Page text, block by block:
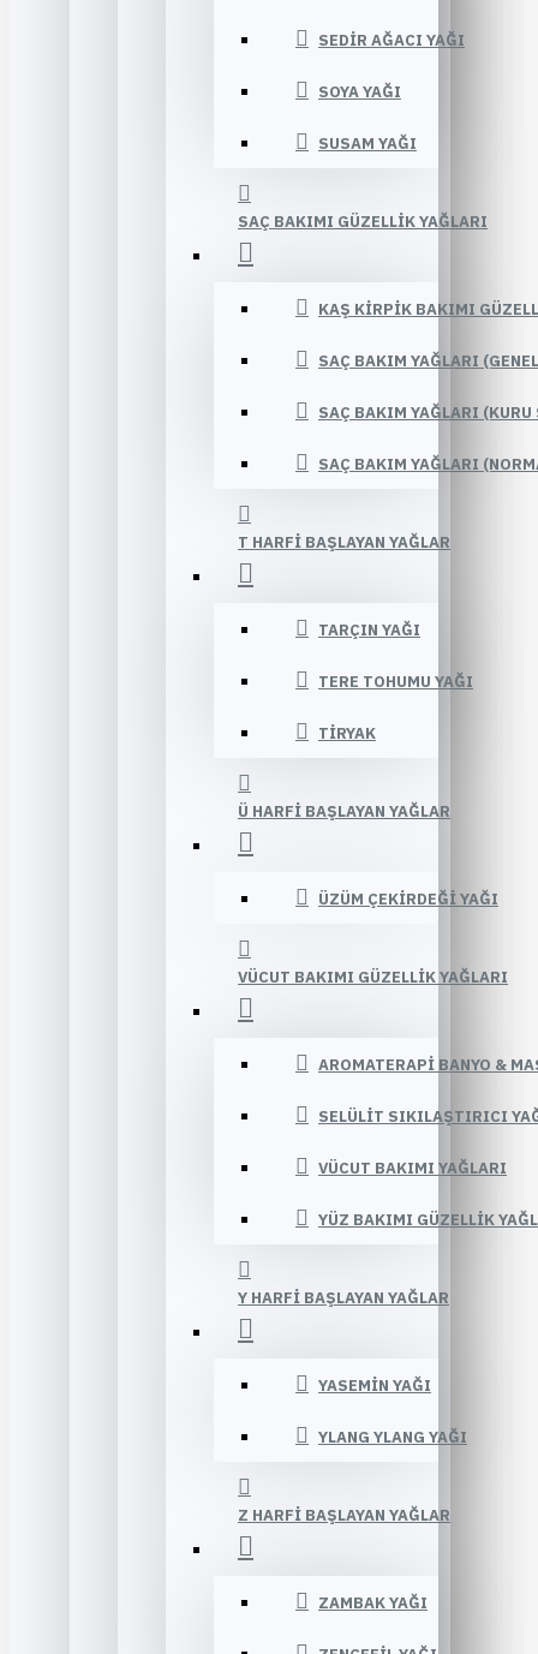
SEDIR AĞACI YAĞI
SOYA YAĞI
SUSAM YAĞI
SAÇ BAKIMI GÜZELLIK YAĞLARI
KAŞ KIRPIK BAKIMI
SAÇ BAKIM YAĞLARI
SAÇ BAKIM YAĞLARI
SAÇ BAKIM YAĞLARI
T HARFI BAŞLAYAN YAĞLAR
TARÇIN YAĞI
TERE TOHUMU YAĞI
TIRYAK
Ü HARFI BAŞLAYAN YAĞLAR
ÜZÜM ÇEKIRDEĞI YAĞI
VÜCUT BAKIMI GÜZELLIK YAĞLARI
AROMATERAPI BANYO &
SELÜLIT SIKILAŞTIRICI
VÜCUT BAKIMI YAĞLARI
YÜZ BAKIMI GÜZELLIK
Y HARFI BAŞLAYAN YAĞLAR
YASEMIN YAĞI
YLANG YLANG YAĞI
Z HARFI BAŞLAYAN YAĞLAR
ZAMBAK YAĞI